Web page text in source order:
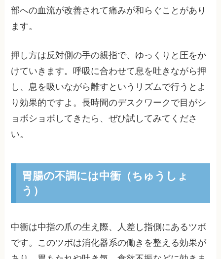
部への血流が改善されて痛みが和らぐことがあり
ます。
押し方は反対側の手の親指で、ゆっくりと圧をか
けていきます。呼吸に合わせて息を吐きながら押
し、息を吸いながら離すというリズムで行うとよ
り効果的ですよ。長時間のデスクワークで目がシ
ョボショボしてきたら、ぜひ試してみてくださ
い。
胃腸の不調には中衝（ちゅうしょ
う）
中衝は中指の爪の生え際、人差し指側にあるツボ
です。このツボは消化器系の働きを整える効果が